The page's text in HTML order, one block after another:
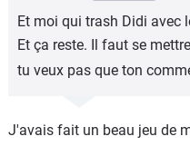
Et moi qui trash Didi avec
Et ça reste. Il faut se
tu veux pas que ton
J'avais fait un beau jeu de